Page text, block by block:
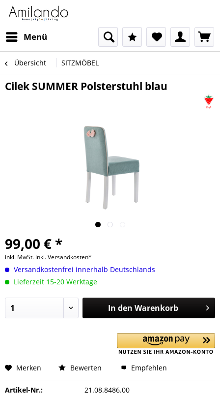
Menü
Übersicht SITZMÖBEL
Cilek SUMMER Polsterstuhl blau
99,00 € *
inkl. MwSt. inkl. Versandkosten*
Versandkostenfrei innerhalb Deutschlands
Lieferzeit 15-20 Werktage
In den Warenkorb
Merken Bewerten Empfehlen
Artikel-Nr.: 21.08.8486.00